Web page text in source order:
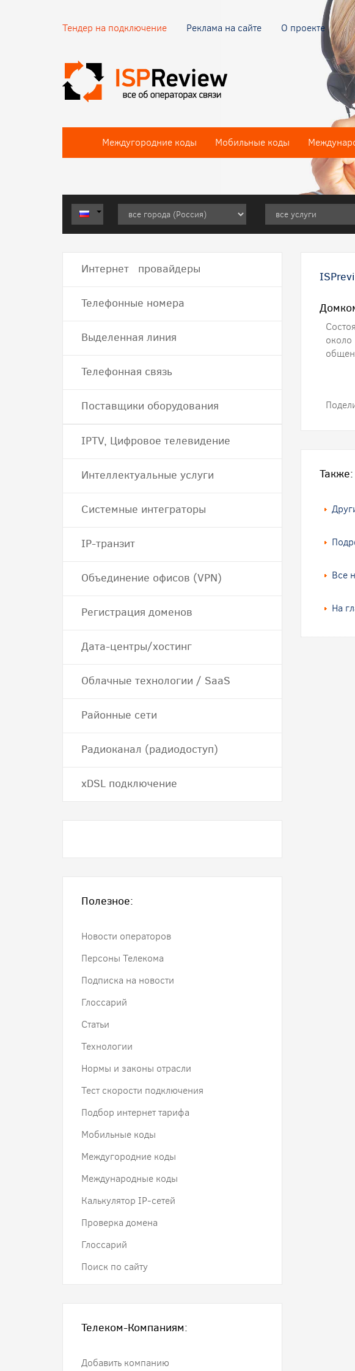
Тендер на подключение Реклама на сайте О проекте
Междугородние коды Мобильные коды
Также:
Все
На
Интернет провайдеры
Телефонные номера
Выделенная линия
Телефонная связь
Поставщики оборудования
IPTV, Цифровое телевидение
Интеллектуальные услуги
Системные интеграторы
IP-транзит
Объединение офисов (VPN)
Регистрация доменов
Дата-центры/хостинг
Облачные технологии / SaaS
Районные сети
Радиоканал (радиодоступ)
хDSL подключение
Полезное:
Новости операторов
Персоны Телекома
Подписка на новости
Глоссарий
Статьи
Технологии
Нормы и законы отрасли
Тест скорости подключения
Подбор интернет тарифа
Мобильные коды
Междугородние коды
Международные коды
Калькулятор IP-сетей
Проверка домена
Глоссарий
Поиск по сайту
Телеком-Компаниям:
Добавить компанию